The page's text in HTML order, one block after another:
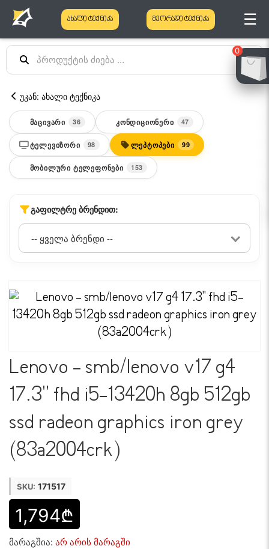
0
ახალი ტექნიკა მეორადი ტექნიკა ☰
უკან: ახალი ტექნიკა
ᲛᲐᲪᲘᲕᲐᲠᲘ 36 ᲙᲝᲜᲓᲘᲪᲘᲝᲜᲔᲠᲘ 47
ᲢᲔᲚᲔᲕᲘᲖᲝᲠᲘ 98 ᲚᲔᲞᲢᲝᲞᲔᲑᲘ 99
ᲛᲝᲑᲘᲚᲣᲠᲘ ᲢᲔᲚᲔᲤᲝᲜᲔᲑᲘ 153
ᲒᲐᲤᲘᲚᲢᲠᲔ ᲑᲠᲔᲜᲓᲘᲗ:
Lenovo - smb/lenovo v17 g4
17.3'' fhd i5-13420h 8gb 512gb
ssd radeon graphics iron grey
(83a2004crk)
SKU: 171517
1,794₾
მარაგშია: არ არის მარაგში